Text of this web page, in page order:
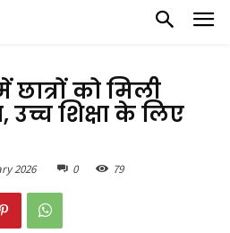
छात्रों को मिली
उच्च शिक्षा के लिए
2026 0 79